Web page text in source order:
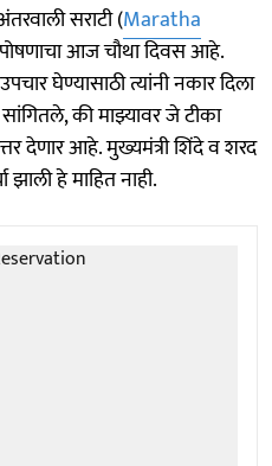
सराटी (Maratha
आज चौथा दिवस आहे.
घेण्यासाठी त्यांनी नकार दिला
की माझ्यावर जे टीका
देणार आहे. मुख्यमंत्री शिंदे व शरद
हे माहित नाही.